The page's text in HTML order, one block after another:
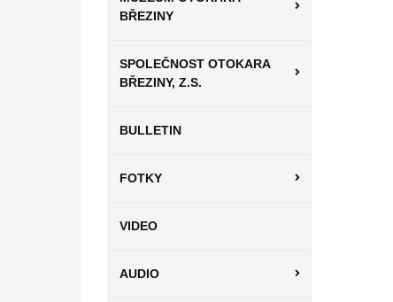
BŘEZINY
SPOLEČNOST OTOKARA
BŘEZINY, Z.S.
BULLETIN
FOTKY
VIDEO
AUDIO